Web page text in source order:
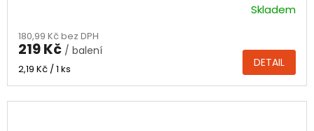
produktu
je
5,0
z
Skladem
180,99 Kč bez DPH
219 Kč / balení
Měrná
2,19 Kč / 1 ks DETAIL